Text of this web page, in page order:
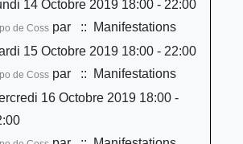
14 Octobre 2019 18:00 - 22:00
de Cosspar
:: Manifestations
15 Octobre 2019 18:00 - 22:00
de Cosspar
:: Manifestations
16 Octobre 2019 18:00 -